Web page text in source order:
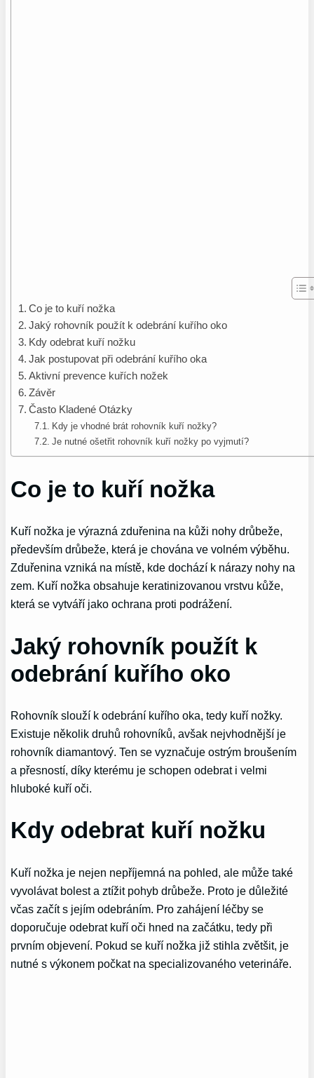
Co je to kuří nožka
Jaký rohovník použít k odebrání kuřího oko
Kdy odebrat kuří nožku
Jak postupovat při odebrání kuřího oka
Aktivní prevence kuřích nožek
Závěr
Často Kladené Otázky
Kdy je vhodné brát rohovník kuří nožky?
Je nutné ošetřit rohovník kuří nožky po vyjmutí?
Co je to kuří nožka
Kuří nožka je výrazná zduřenina na kůži nohy drůbeže,
především drůbeže, která je chována ve volném výběhu.
Zduřenina vzniká na místě, kde dochází k nárazy nohy na
zem. Kuří nožka obsahuje keratinizovanou vrstvu kůže,
která se vytváří jako ochrana proti podrážení.
Jaký rohovník použít k
odebrání kuřího oko
Rohovník slouží k odebrání kuřího oka, tedy kuří nožky.
Existuje několik druhů rohovníků, avšak nejvhodnější je
rohovník diamantový. Ten se vyznačuje ostrým broušením
a přesností, díky kterému je schopen odebrat i velmi
hluboké kuří oči.
Kdy odebrat kuří nožku
Kuří nožka je nejen nepříjemná na pohled, ale může také
vyvolávat bolest a ztížit pohyb drůbeže. Proto je důležité
včas začít s jejím odebráním. Pro zahájení léčby se
doporučuje odebrat kuří oči hned na začátku, tedy při
prvním objevení. Pokud se kuří nožka již stihla zvětšit, je
nutné s výkonem počkat na specializovaného veterináře.